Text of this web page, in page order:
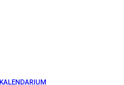
KALENDARIUM